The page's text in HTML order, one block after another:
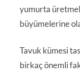
yumurta
büyümelerine
Tavuk kümesi
birkaç önemli